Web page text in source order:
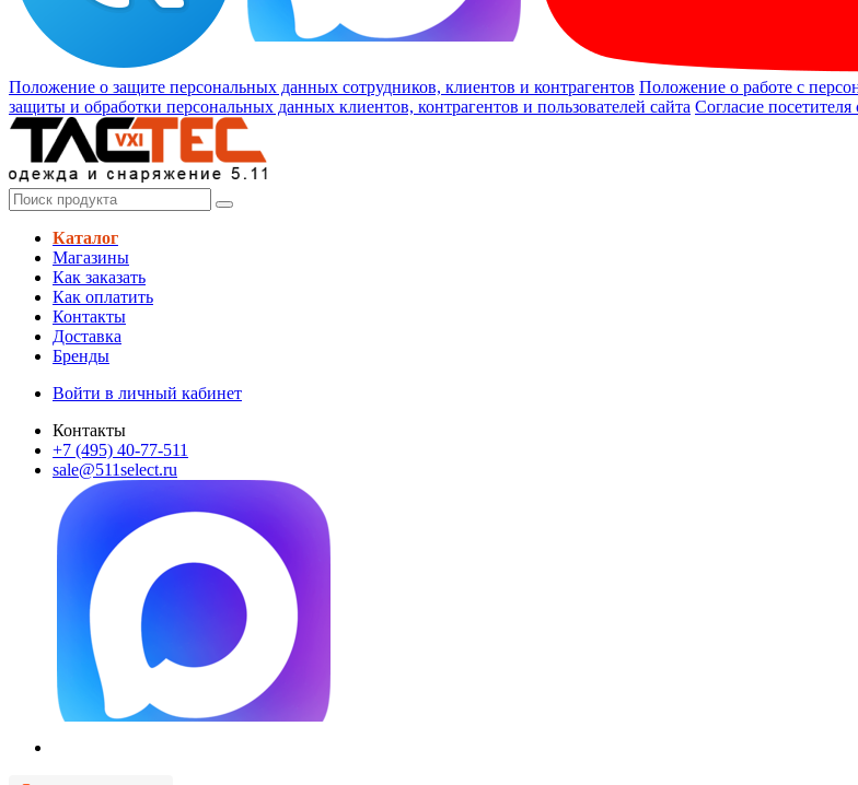
Положение о защите персональных данных сотрудников, клиентов и контрагентов Положение о работе с
защиты и обработки персональных данных клиентов, контрагентов и пользователей сайта Согласие
Каталог
Магазины
Как заказать
Как оплатить
Контакты
Доставка
Бренды
Войти в личный кабинет
Контакты
+7 (495) 40-77-511
sale@511select.ru